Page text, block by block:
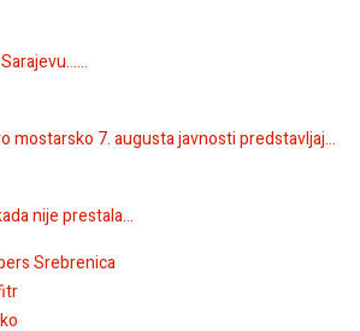
mostarsko 7. augusta javnosti predstavljaj...
nije prestala...